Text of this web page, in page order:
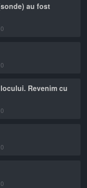
au fost
0
0
Revenim cu
0
0
0